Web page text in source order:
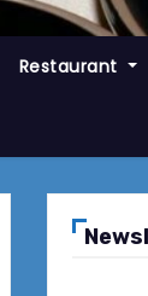
Restaurant